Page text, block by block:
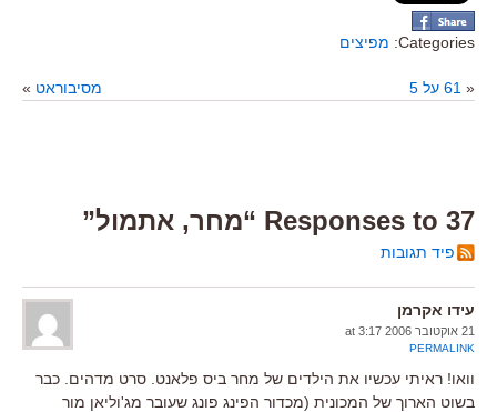
Categories: מפיצים
« 61 על 5 מסיבוראט »
37 Responses to “מחר, אתמול”
פיד תגובות
עידו אקרמן
21 אוקטובר 2006 at 3:17
PERMALINK
וואו! ראיתי עכשיו את הילדים של מחר ביס פלאנט. סרט מדהים. כבר
בשוט הארוך של המכונית (מכדור הפינג פונג שעובר מג'וליאן מור